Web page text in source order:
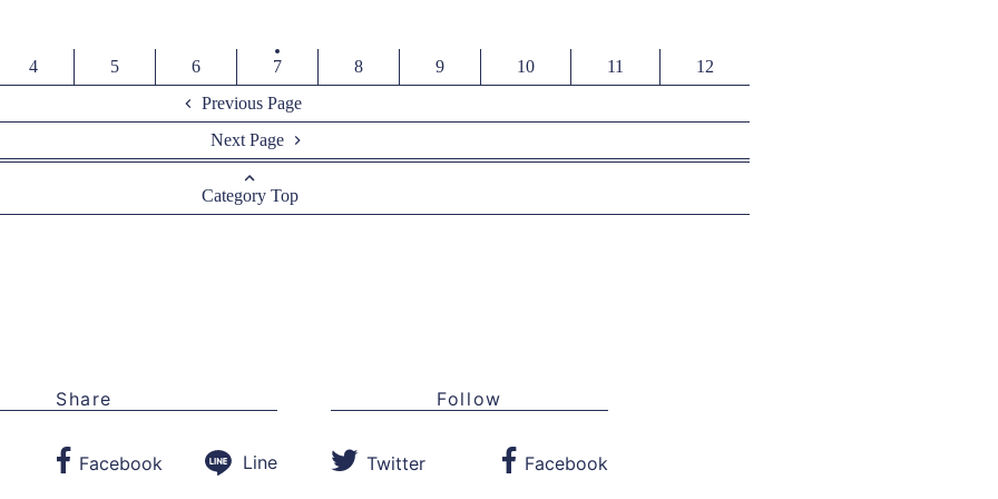
4 5 6 7 8 9 10 11
12
Previous Page
Next Page
Category Top
Share
Facebook Line
Follow
Twitter Facebook